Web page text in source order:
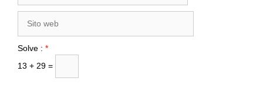
web
Solve : *
13 + 29 =